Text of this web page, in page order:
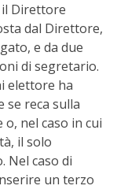
il Direttore
dal Direttore,
e da due
di segretario.
elettore ha
se reca sulla
o, nel caso in cui
il solo
Nel caso di
un terzo